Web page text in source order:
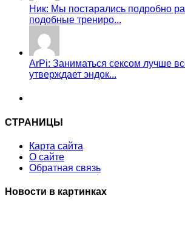
Ник: Мы постарались подробно
подобные трениро...
ArPi: Заниматься сексом лучше
утверждает эндок...
СТРАНИЦЫ
Карта сайта
О сайте
Обратная связь
Новости в картинках